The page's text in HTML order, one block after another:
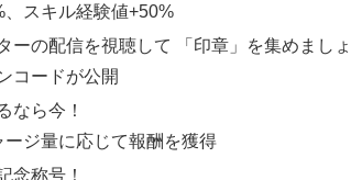
スキル経験値+50%
ーの配信を視聴して 「印章」を集めましょ
コードが公開
なら今！
ジ量に応じて報酬を獲得
念称号！